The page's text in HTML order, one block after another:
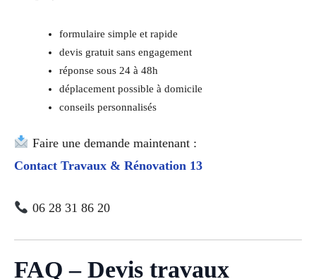
formulaire simple et rapide
devis gratuit sans engagement
réponse sous 24 à 48h
déplacement possible à domicile
conseils personnalisés
Faire une demande maintenant :
Contact Travaux & Rénovation 13
06 28 31 86 20
FAQ – Devis travaux